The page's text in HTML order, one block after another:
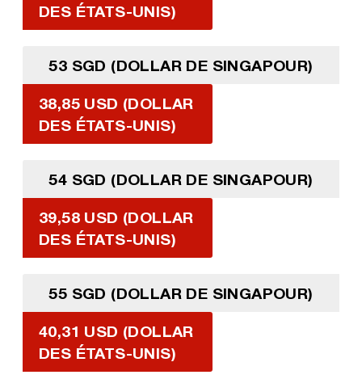
DES ÉTATS-UNIS)
53 SGD (DOLLAR DE SINGAPOUR)
38,85 USD (DOLLAR
DES ÉTATS-UNIS)
54 SGD (DOLLAR DE SINGAPOUR)
39,58 USD (DOLLAR
DES ÉTATS-UNIS)
55 SGD (DOLLAR DE SINGAPOUR)
40,31 USD (DOLLAR
DES ÉTATS-UNIS)